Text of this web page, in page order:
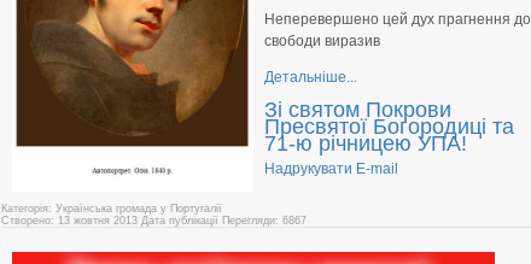
Неперевершено цей дух прагнення до
свободи виразив
Детальніше...
Зі святом Покрови
Пресвятої Богородиці та
71-ю річницею УПА!
Надрукувати E-mail
Категорія: Українська громада у Португалії
Створено: 13 жовтня 2013 Дата публікації Перегляди: 6867